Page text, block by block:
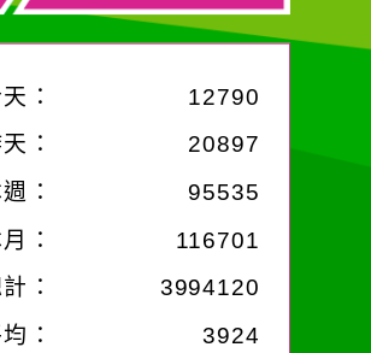
：
12790
：
20897
： 95535
：
116701
：
3994120
：
3924